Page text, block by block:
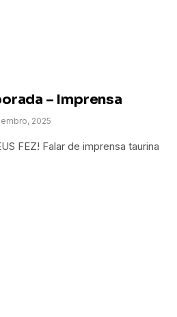
– Imprensa
2025
FEZ! Falar de imprensa taurina